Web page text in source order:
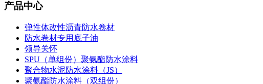
产品中心
弹性体改性沥青防水卷材
防水卷材专用底子油
领导关怀
SPU（单组份）聚氨酯防水涂料
聚合物水泥防水涂料（JS）
聚氨酯防水涂料（双组份）